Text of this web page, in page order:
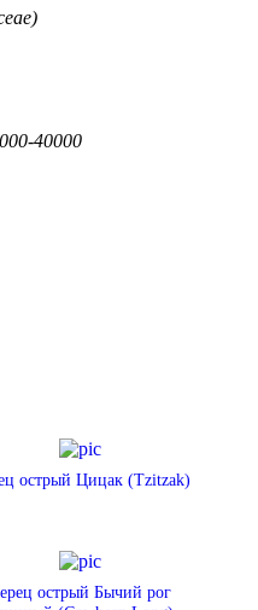
40000
острый Цицак (Tzitzak)
острый Бычий рог